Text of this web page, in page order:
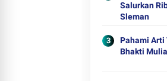
Salurkan
Sleman
Pahami Arti
Bhakti